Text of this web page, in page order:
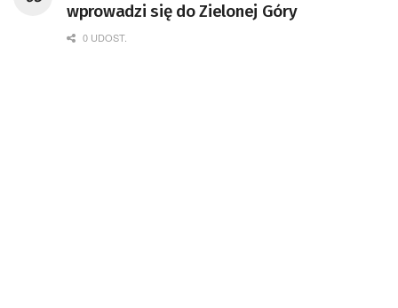
wprowadzi się do Zielonej Góry
0 UDOST.